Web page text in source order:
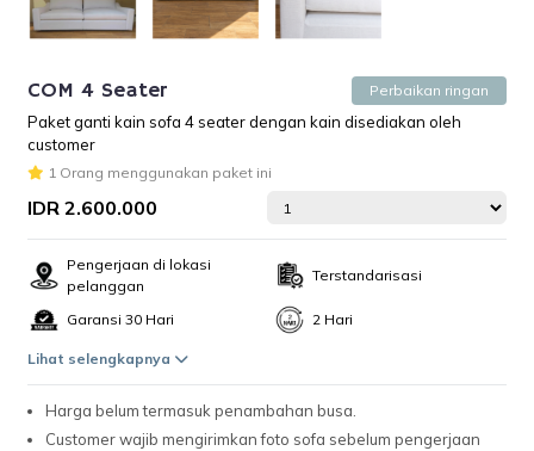
COM 4 Seater Perbaikan ringan
Paket ganti kain sofa 4 seater dengan kain disediakan oleh
customer
1 Orang menggunakan paket ini
IDR 2.600.000
Pengerjaan di lokasi
pelanggan
Terstandarisasi
Garansi 30 Hari 2 Hari
Lihat selengkapnya
Harga belum termasuk penambahan busa.
Customer wajib mengirimkan foto sofa sebelum pengerjaan